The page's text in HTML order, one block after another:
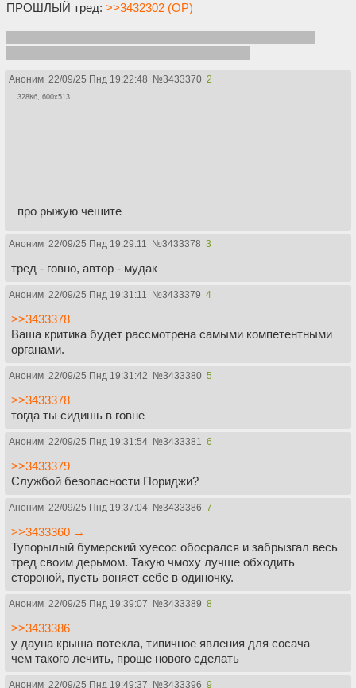
ПРОШЛЫЙ тред: >>3432302 (OP)
Аноним 22/09/25 Пнд 19:22:48 №3433370 2
328Кб, 600x513
про рыжую чешите
Аноним 22/09/25 Пнд 19:29:11 №3433378 3
тред - говно, автор - мудак
Аноним 22/09/25 Пнд 19:31:11 №3433379 4
>>3433378
Ваша критика будет рассмотрена самыми компетентными
органами.
Аноним 22/09/25 Пнд 19:31:42 №3433380 5
>>3433378
тогда ты сидишь в говне
Аноним 22/09/25 Пнд 19:31:54 №3433381 6
>>3433379
Службой безопасности Пориджи?
Аноним 22/09/25 Пнд 19:37:04 №3433386 7
>>3433360 →
Тупорылый бумерский хуесос обосрался и забрызгал весь
тред своим дерьмом. Такую чмоху лучше обходить
стороной, пусть воняет себе в одиночку.
Аноним 22/09/25 Пнд 19:39:07 №3433389 8
>>3433386
у дауна крыша потекла, типичное явления для сосача
чем такого лечить, проще нового сделать
Аноним 22/09/25 Пнд 19:49:37 №3433396 9